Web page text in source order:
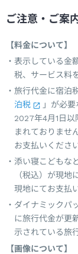
ご注意・ご案
【料金について】
表示している金
税、サービス料
旅行代金に宿泊
泊税
」が必
2027年4月1日
まれておりませ
お支払いください
添い寝こどもな
（税込）が現
現地にてお支払
ダイナミックパ
に旅行代金が更
示されている旅
【画像について】